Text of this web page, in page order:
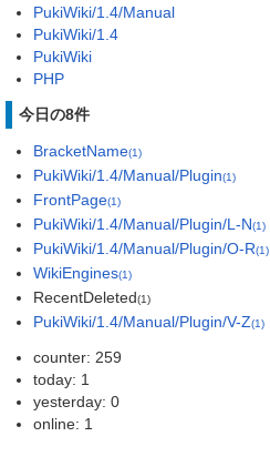
PukiWiki/1.4/Manual
PukiWiki/1.4
PukiWiki
PHP
今日の8件
BracketName(1)
PukiWiki/1.4/Manual/Plugin(1)
FrontPage(1)
PukiWiki/1.4/Manual/Plugin/L-N(1)
PukiWiki/1.4/Manual/Plugin/O-R(1)
WikiEngines(1)
RecentDeleted(1)
PukiWiki/1.4/Manual/Plugin/V-Z(1)
counter: 259
today: 1
yesterday: 0
online: 1